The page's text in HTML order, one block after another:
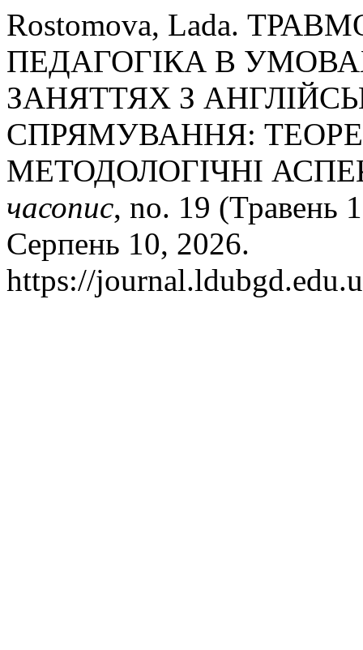
Rostomova, Lada.
ПЕДАГОГІКА В
ЗАНЯТТЯХ З
СПРЯМУВАННЯ:
МЕТОДОЛОГІЧНІ
часопис, no. 19 (Травень
Серпень 10, 2026.
https://